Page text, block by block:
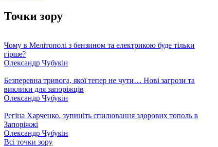
Точки зору
Чому в Мелітополі з бензином та електрикою буде тільки
гірше?
Олександр Чубукін
Безперевна тривога, якої тепер не чути… Нові загрози та
виклики для запоріжців
Олександр Чубукін
Регіна Харченко, зупиніть спилювання здорових тополь в
Запоріжжі
Олександр Чубукін
Всі точки зору